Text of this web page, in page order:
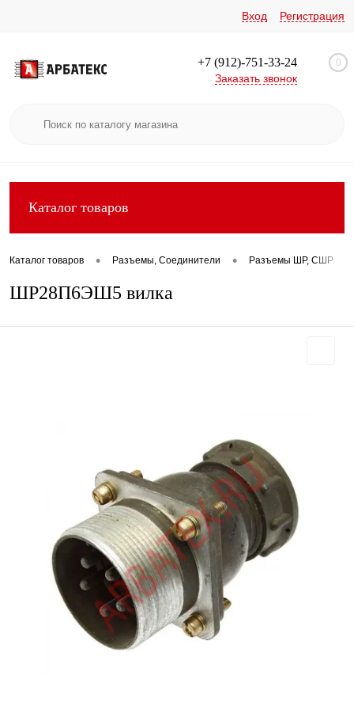
Вход Регистрация
+7 (912)-751-33-24
Заказать звонок
0
Каталог товаров
Каталог товаров • Разъемы, Соединители • Разъемы ШР, СШР
ШР28П6ЭШ5 вилка